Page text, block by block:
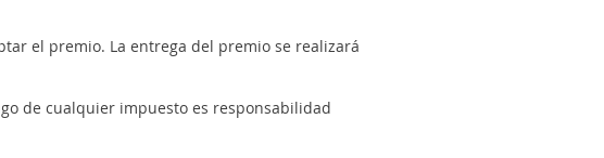
el premio. La entrega del premio se realizará
de cualquier impuesto es responsabilidad